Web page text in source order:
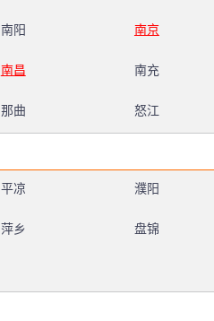
南阳 南京
南昌 南充
那曲 怒江
平凉 濮阳
萍乡 盘锦